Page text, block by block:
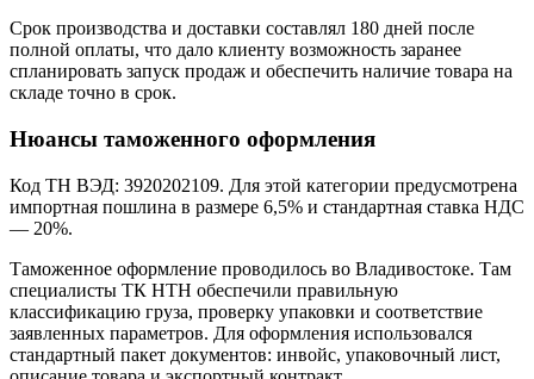
Срок производства и доставки составлял 180 дней после
полной оплаты, что дало клиенту возможность заранее
спланировать запуск продаж и обеспечить наличие товара на
складе точно в срок.
Нюансы таможенного оформления
Код ТН ВЭД: 3920202109. Для этой категории предусмотрена
импортная пошлина в размере 6,5% и стандартная ставка НДС
— 20%.
Таможенное оформление проводилось во Владивостоке. Там
специалисты ТК НТН обеспечили правильную
классификацию груза, проверку упаковки и соответствие
заявленных параметров. Для оформления использовался
стандартный пакет документов: инвойс, упаковочный лист,